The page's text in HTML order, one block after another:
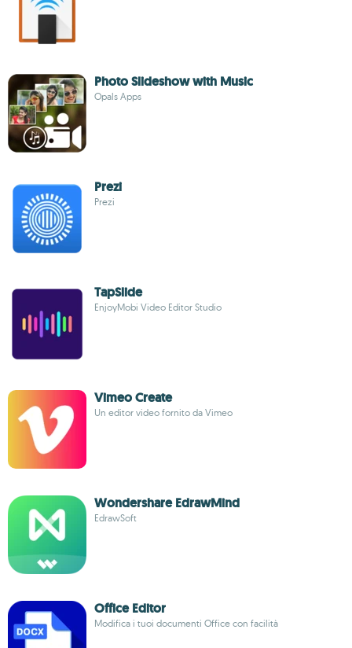
Photo Slideshow with Music
Opals Apps
Prezi
Prezi
TapSlide
EnjoyMobi Video Editor Studio
Vimeo Create
Un editor video fornito da Vimeo
Wondershare EdrawMind
EdrawSoft
Office Editor
Modifica i tuoi documenti Office con facilità